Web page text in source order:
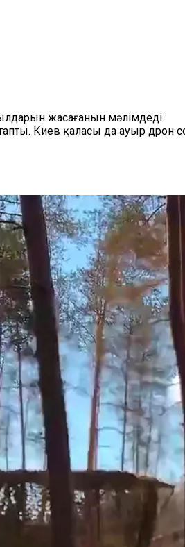
жасағанын мәлімдеді
Киев қаласы да ауыр